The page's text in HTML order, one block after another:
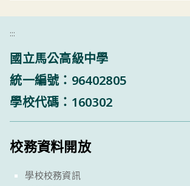
:::
國立馬公高級中學
統一編號：96402805
學校代碼：160302
校務資料開放
學校校務資訊